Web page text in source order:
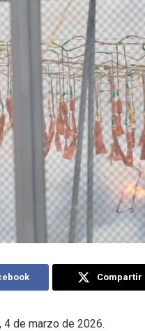
Compartir
de marzo de 2026.